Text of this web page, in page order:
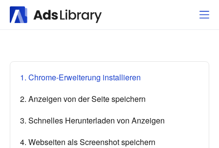
1. Chrome-Erweiterung installieren
2. Anzeigen von der Seite speichern
3. Schnelles Herunterladen von Anzeigen
4. Webseiten als Screenshot speichern